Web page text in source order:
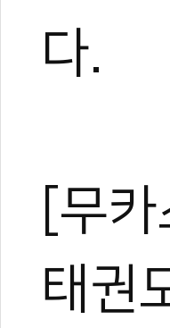
다.
[무
태권